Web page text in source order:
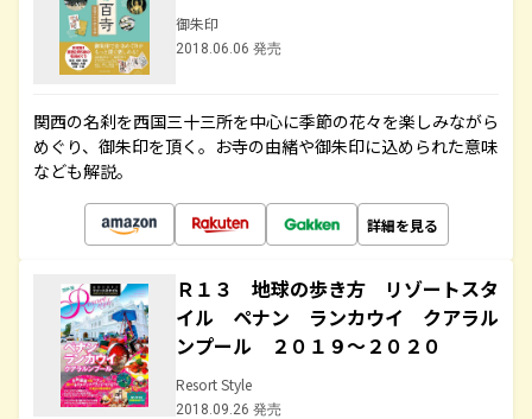
御朱印
2018.06.06 発売
関西の名刹を西国三十三所を中心に季節の花々を楽しみながら
めぐり、御朱印を頂く。お寺の由緒や御朱印に込められた意味
なども解説。
詳細を見る
Ｒ１３ 地球の歩き方 リゾートスタ
イル ペナン ランカウイ クアラル
ンプール ２０１９～２０２０
Resort Style
2018.09.26 発売